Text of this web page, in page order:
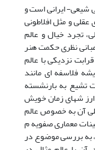
شیعی- ایرانی است و
و مثل افلاطونی
تجرد خیال و عالم
نظری حکمت هنر
نزدیکی با عالم
فلاسفه ای مانند
تشیع به بارنشسته
ارز شهای زمان خویش
آن به خصوص عالم
معماری صفویه م
به بررسی موضوع در